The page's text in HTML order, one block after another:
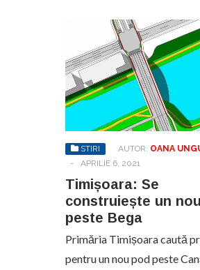
STIRI AUTOR: OANA
-
APRILIE 6, 2021
Timișoara: Se
construiește un
peste Bega
Primăria Timișoara caută
pentru un nou pod peste